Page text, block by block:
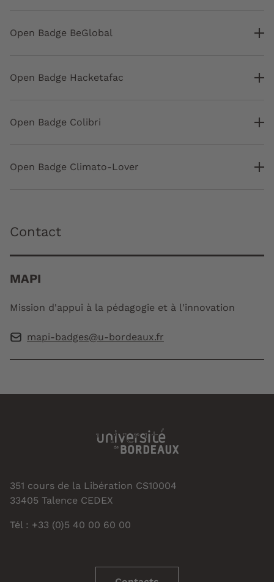
Open Badge BeGlobal
Open Badge Hacketafac
Open Badge Colibri
Open Badge Climato-Lover
Contact
MAPI
Mission d'appui à la pédagogie et à l'innovation
mapi-badges@u-bordeaux.fr
351 cours de la Libération CS10004
33405 Talence CEDEX
Tél : +33 (0)5 40 00 60 00